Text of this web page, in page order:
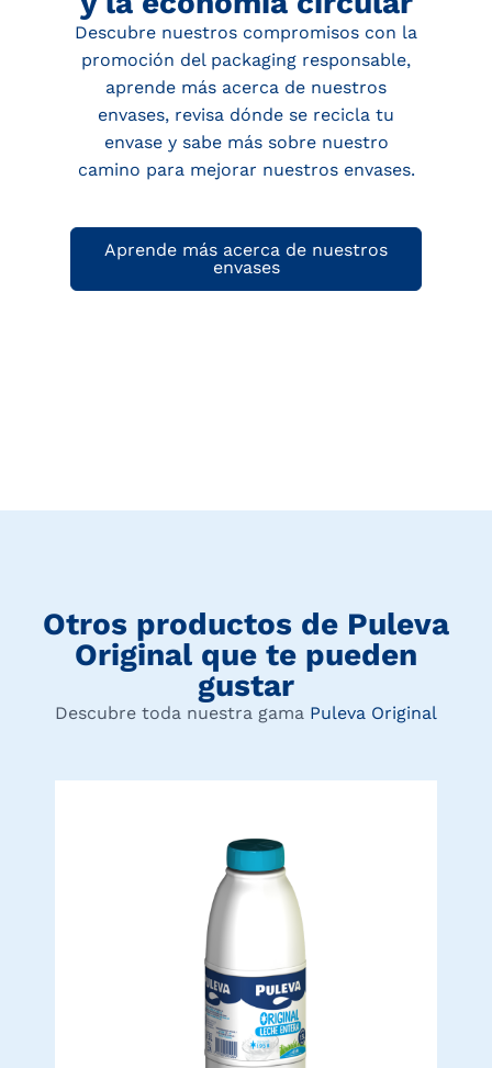
Descubre nuestros compromisos con la
promoción del packaging responsable,
aprende más acerca de nuestros
envases, revisa dónde se recicla tu
envase y sabe más sobre nuestro
camino para mejorar nuestros envases.
Aprende más acerca de nuestros
envases
Otros productos de Puleva
Original que te pueden
gustar
Descubre toda nuestra gama Puleva Original